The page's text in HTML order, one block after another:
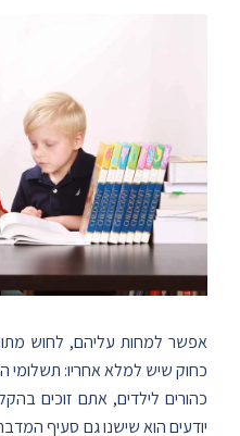
אפשר למחות עליהם, לחוש
כחוק שיש למלא אחריו: תשלומי
כהורים לילדים, אתם זוכים
יודעים הוא שישנו גם סעיף